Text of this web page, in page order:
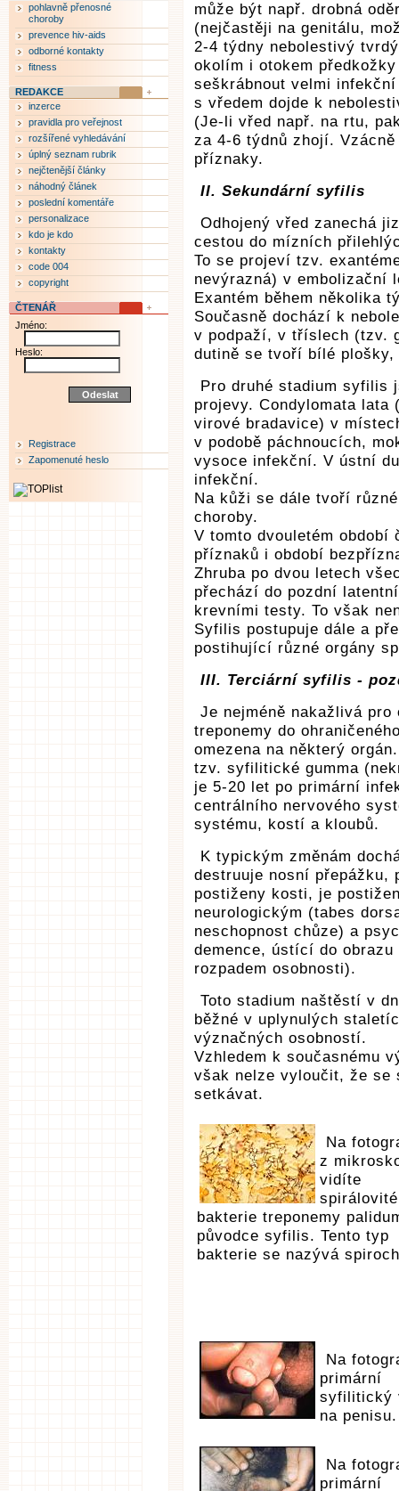
může být např. drobná
(nejčastěji na genitálu,
2-4 týdny nebolestivý
okolím i otokem
seškrábnout velmi
s vředem dojde k
(Je-li vřed např. na rtu,
za 4-6 týdnů zhojí.
příznaky.
II. Sekundární syfilis
Odhojený vřed zanechá
cestou do mízních
To se projeví tzv.
nevýrazná) v embolizační
Exantém během několika
Současně dochází k
v podpaží, v tříslech (tzv.
dutině se tvoří bílé
Pro druhé stadium syfilis
projevy. Condylomata lata
virové bradavice) v
v podobě páchnoucích,
vysoce infekční. V ústní
infekční.
Na kůži se dále tvoří
choroby.
V tomto dvouletém
příznaků i období
Zhruba po dvou letech
přechází do pozdní
krevními testy. To však
Syfilis postupuje dále a
postihující různé orgány
III. Terciární syfilis -
Je nejméně nakažlivá
treponemy do
omezena na některý
tzv. syfilitické gumma
je 5-20 let po primární
centrálního nervového
systému, kostí a kloubů.
K typickým změnám
destruuje nosní přepážku,
postiženy kosti, je
neurologickým (tabes
neschopnost chůze) a
demence, ústící do
rozpadem osobnosti).
Toto stadium naštěstí v
běžné v uplynulých
význačných osobností.
Vzhledem k současnému
však nelze vyloučit, že se
setkávat.
Na
z
vidíte
spirálovité
bakterie treponemy
původce syfilis. Tento typ
bakterie se nazývá
Na
primární
syfilitický
na penisu.
Na
primární
pohlavně přenosné
choroby
prevence hiv-aids
odborné kontakty
fitness
REDAKCE
inzerce
pravidla pro veřejnost
rozšířené vyhledávání
úplný seznam rubrik
nejčtenější články
náhodný článek
poslední komentáře
personalizace
kdo je kdo
kontakty
code 004
copyright
ČTENÁŘ
Jméno:
Heslo:
Registrace
Zapomenuté heslo